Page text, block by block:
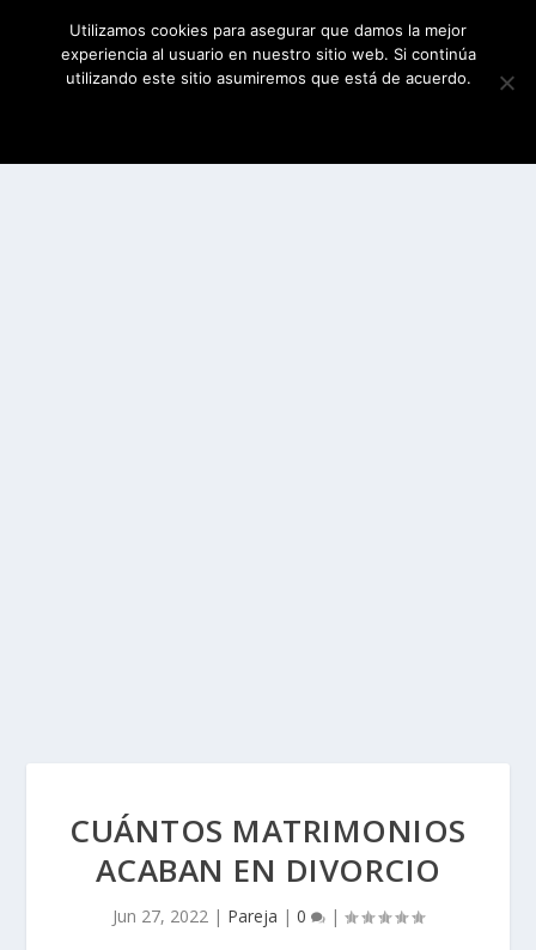
CUÁNTOS MATRIMONIOS
ACABAN EN DIVORCIO
Jun 27, 2022 | Pareja | 0 |
Utilizamos cookies para asegurar que damos la mejor
experiencia al usuario en nuestro sitio web. Si continúa
utilizando este sitio asumiremos que está de acuerdo.